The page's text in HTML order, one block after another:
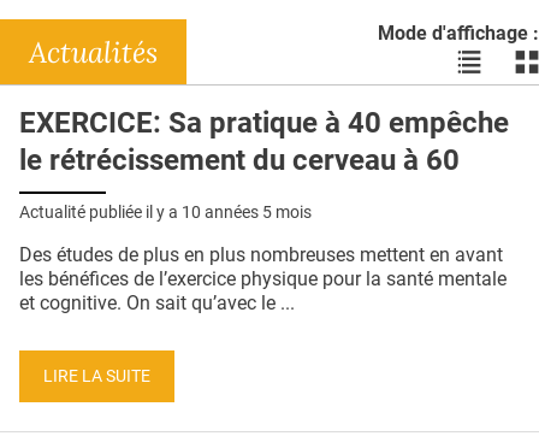
DOSSIERS
RÉSEAUX
E-REVUE SAD
QUI SOMMES-NOUS ?
CONDITIONS GÉNÉRALES
Mode d'affichage :
Voir
les
en
liste
les
Actualités
EXERCICE: Sa pratique à 40 empêche
le rétrécissement du cerveau à 60
Actualité publiée il y a 10 années 5 mois
Des études de plus en plus nombreuses mettent en avant
les bénéfices de l’exercice physique pour la santé mentale
et cognitive. On sait qu’avec le ...
LIRE LA SUITE